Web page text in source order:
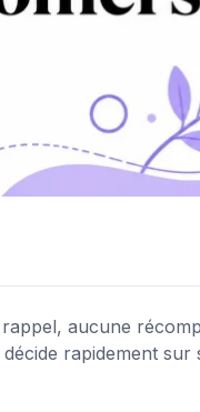
aucune
rapidement sur